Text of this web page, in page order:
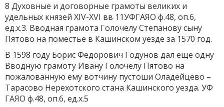
8 Духовные и договорные грамоты великих и
удельных князей XIV-XVI вв 11УФГАЯО ф.48, оп.6,
ед.х.3. Вводная грамота Голочелу Степанову сыну
Пятово на поместье в Кашинском уезде за 1570 год.
В 1598 году Борис Федорович Годунов дал еще одну
Вводную грамоту Ивану Голочелу Пятово на
пожалованную ему вотчину пустоши Оладейцево –
Тарасово Нерехотского стана Кашинского уезда. УФ
ГАЯО ф.48, оп.6, ед.х.5